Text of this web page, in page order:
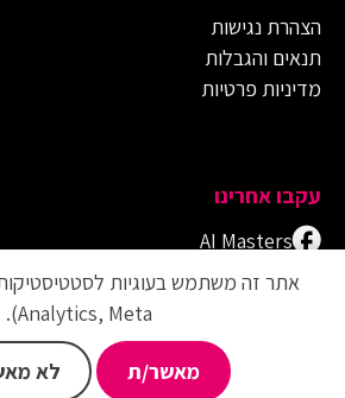
Analytics, Meta).
מאשר/ת לא
הצהרת נגישות
תנאים והגבלות
מדיניות פרטיות
עקבו אחרינו
AI Masters
Figma Masters